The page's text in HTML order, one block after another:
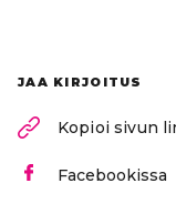
JAA KIRJOITUS
Kopioi sivun
Facebookissa